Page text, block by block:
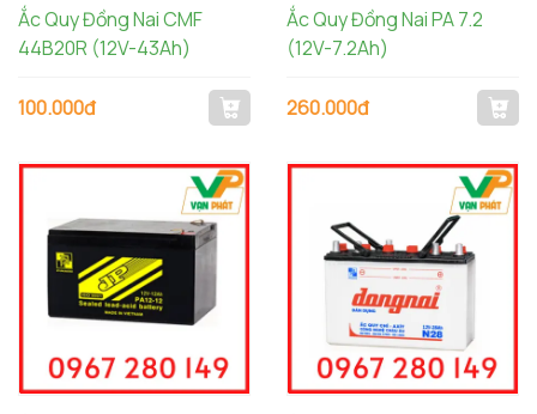
Ắc Quy Đồng Nai CMF
44B20R (12V-43Ah)
100.000đ
Ắc Quy Đồng Nai PA 7.2
(12V-7.2Ah)
260.000đ